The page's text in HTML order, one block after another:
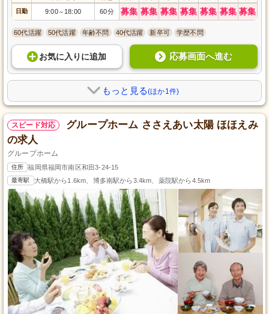
日勤 9:00～ 18:00 60分 募集 募集 募集 募集 募集 募集 募集
60代活躍 50代活躍 年齢不問 40代活躍 新卒可 学歴不問
お気に入り に追加 応募画面へ進む
もっと見る(ほか1件)
スピード対応
グループホーム ささえあい太陽 ほほえみ
の求人
グループホーム
住所 福岡県福岡市南区和田3-24-15
最寄駅 大橋駅から1.6km、博多南駅から3.4km、薬院駅から4.5km